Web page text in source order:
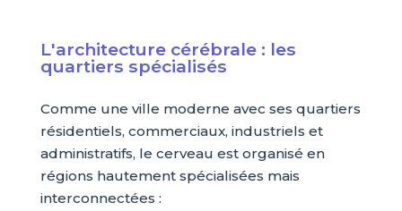
L'architecture cérébrale : les
quartiers spécialisés
Comme une ville moderne avec ses quartiers
résidentiels, commerciaux, industriels et
administratifs, le cerveau est organisé en
régions hautement spécialisées mais
interconnectées :